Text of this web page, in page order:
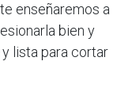
enseñaremos a
bien y
lista para cortar